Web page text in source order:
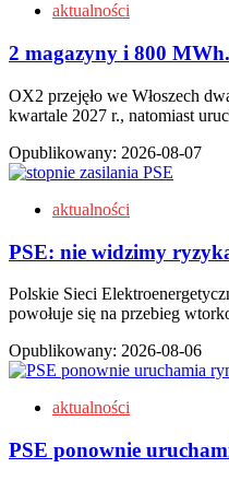
aktualności
2 magazyny i 800
OX2 przejęło we Włoszech
kwartale 2027 r., natomiast
Opublikowany: 2026-08-07
aktualności
PSE: nie widzimy
Polskie Sieci
powołuje się na przebieg
Opublikowany: 2026-08-06
aktualności
PSE ponownie